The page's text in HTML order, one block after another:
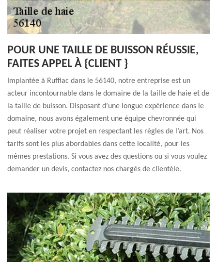
POUR UNE TAILLE DE BUISSON RÉUSSIE,
FAITES APPEL À {CLIENT }
Implantée à Ruffiac dans le 56140, notre entreprise est un
acteur incontournable dans le domaine de la taille de haie et de
la taille de buisson. Disposant d’une longue expérience dans le
domaine, nous avons également une équipe chevronnée qui
peut réaliser votre projet en respectant les règles de l’art. Nos
tarifs sont les plus abordables dans cette localité, pour les
mêmes prestations. Si vous avez des questions ou si vous voulez
demander un devis, contactez nos chargés de clientèle.